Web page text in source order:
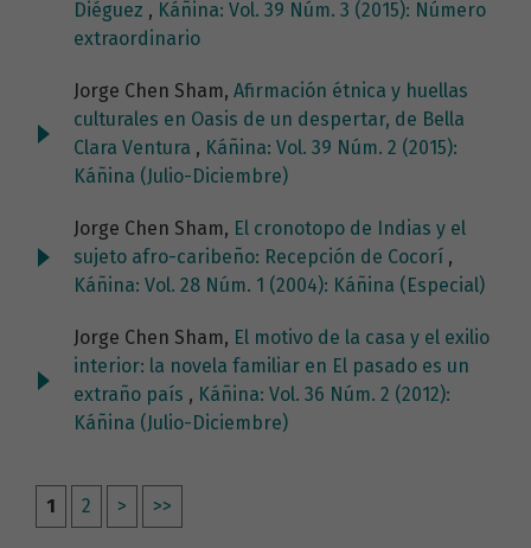
Diéguez , Káñina: Vol. 39 Núm. 3 (2015): Número
extraordinario
Jorge Chen Sham, Afirmación étnica y huellas
culturales en Oasis de un despertar, de Bella
Clara Ventura , Káñina: Vol. 39 Núm. 2 (2015):
Káñina (Julio-Diciembre)
Jorge Chen Sham, El cronotopo de Indias y el
sujeto afro-caribeño: Recepción de Cocorí ,
Káñina: Vol. 28 Núm. 1 (2004): Káñina (Especial)
Jorge Chen Sham, El motivo de la casa y el exilio
interior: la novela familiar en El pasado es un
extraño país , Káñina: Vol. 36 Núm. 2 (2012):
Káñina (Julio-Diciembre)
1 2 > >>